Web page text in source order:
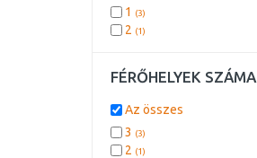
1
(3)
2 (1)
FÉRŐHELYEK SZÁMA
Az összes
3 (3)
2 (1)